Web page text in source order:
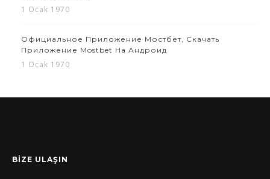
1 Ocak 1970
Официальное Приложение Мостбет, Скачать
Приложение Mostbet На Андроид
1 Ocak 1970
BİZE ULAŞIN